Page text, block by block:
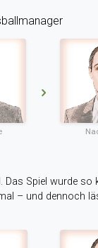
Spiel wurde
– und dennoch